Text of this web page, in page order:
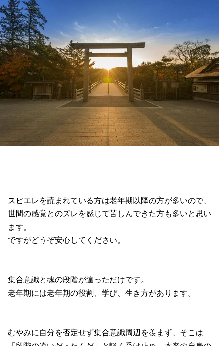
スピエレを読まれている方は老年期以降の方が多いので、
世間の感覚とのズレを感じて苦しんできた方も多いと思い
ます。
ですがどうぞ安心してください。
集合意識と魂の段階が違っただけです。
老年期には老年期の役割、学び、生き方があります。
むやみに自分を否定せず集合意識周辺を羨まず、そこは